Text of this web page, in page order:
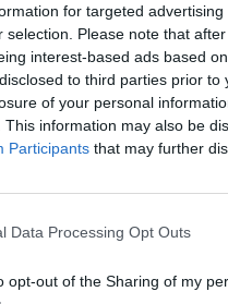
for targeted
selection. Please note that
interest-based ads based
to third parties prior
of your personal
This information may also be
Participants that may further
Data Processing Opt Outs
opt-out of the Sharing of my
dysponuje
natychmiastowe
merytorycznej, ustawa nie